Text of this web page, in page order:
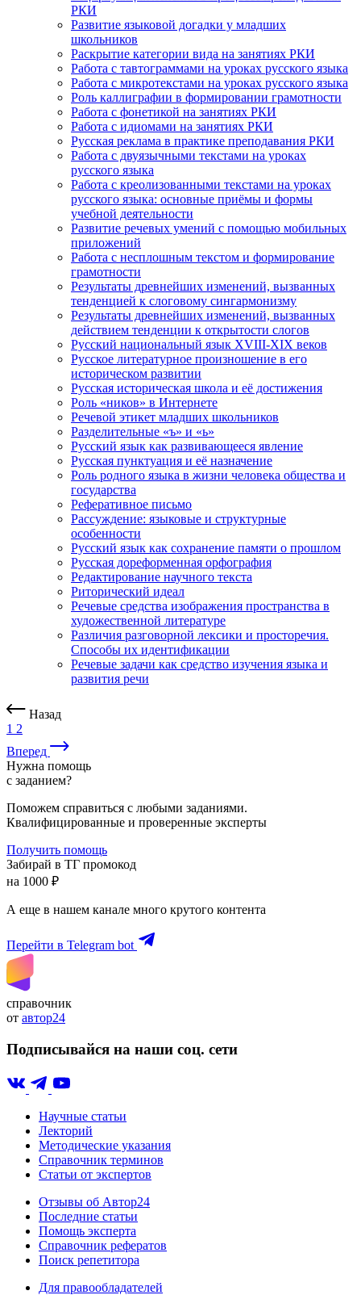
РКИ
Развитие языковой догадки у младших
школьников
Раскрытие категории вида на занятиях РКИ
Работа с тавтограммами на уроках русского языка
Работа с микротекстами на уроках русского языка
Роль каллиграфии в формировании грамотности
Работа с фонетикой на занятиях РКИ
Работа с идиомами на занятиях РКИ
Русская реклама в практике преподавания РКИ
Работа с двуязычными текстами на уроках
русского языка
Работа с креолизованными текстами на уроках
русского языка: основные приёмы и формы
учебной деятельности
Развитие речевых умений с помощью мобильных
приложений
Работа с несплошным текстом и формирование
грамотности
Результаты древнейших изменений, вызванных
тенденцией к слоговому сингармонизму
Результаты древнейших изменений, вызванных
действием тенденции к открытости слогов
Русский национальный язык XVIII-XIX веков
Русское литературное произношение в его
историческом развитии
Русская историческая школа и её достижения
Роль «ников» в Интернете
Речевой этикет младших школьников
Разделительные «ъ» и «ь»
Русский язык как развивающееся явление
Русская пунктуация и её назначение
Роль родного языка в жизни человека общества и
государства
Реферативное письмо
Рассуждение: языковые и структурные
особенности
Русский язык как сохранение памяти о прошлом
Русская дореформенная орфография
Редактирование научного текста
Риторический идеал
Речевые средства изображения пространства в
художественной литературе
Различия разговорной лексики и просторечия.
Способы их идентификации
Речевые задачи как средство изучения языка и
развития речи
Назад
1 2
Вперед
Нужна помощь
с заданием?
Поможем справиться с любыми заданиями.
Квалифицированные и проверенные эксперты
Получить помощь
Забирай в ТГ промокод
на 1000 ₽
А еще в нашем канале много крутого контента
Перейти в Telegram bot
справочник
от автор24
Подписывайся на наши соц. сети
Научные статьи
Лекторий
Методические указания
Справочник терминов
Статьи от экспертов
Отзывы об Автор24
Последние статьи
Помощь эксперта
Справочник рефератов
Поиск репетитора
Для правообладателей